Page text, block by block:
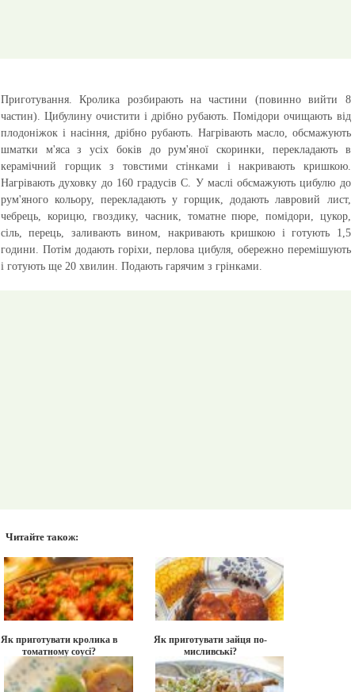
Приготування.Кролика розбирають на частини (повинно вийти 8
частин). Цибулину очистити і дрібно рубають. Помідори очищають від
плодоніжок і насіння, дрібно рубають. Нагрівають масло, обсмажують
шматки м'яса з усіх боків до рум'яної скоринки, перекладають в
керамічний горщик з товстими стінками і накривають кришкою.
Нагрівають духовку до 160 градусів C. У маслі обсмажують цибулю до
рум'яного кольору, перекладають у горщик, додають лавровий лист,
чебрець, корицю, гвоздику, часник, томатне пюре, помідори, цукор,
сіль, перець, заливають вином, накривають кришкою і готують 1,5
години. Потім додають горіхи, перлова цибуля, обережно перемішують
і готують ще 20 хвилин. Подають гарячим з грінками.
Читайте також:
Як приготувати кролика в
томатному соусі?
Як приготувати зайця по-
мисливські?